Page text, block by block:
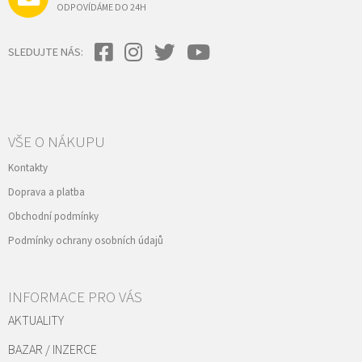
ODPOVÍDÁME DO 24H
SLEDUJTE NÁS:
VŠE O NÁKUPU
Kontakty
Doprava a platba
Obchodní podmínky
Podmínky ochrany osobních údajů
INFORMACE PRO VÁS
AKTUALITY
BAZAR / INZERCE